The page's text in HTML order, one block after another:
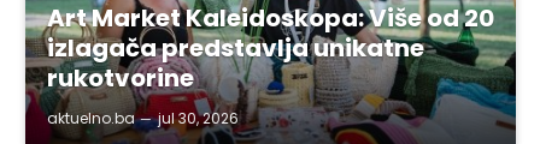
Art Market Kaleidoskopa: Više od 20
izlagača predstavlja unikatne
rukotvorine
aktuelno.ba jul 30, 2026